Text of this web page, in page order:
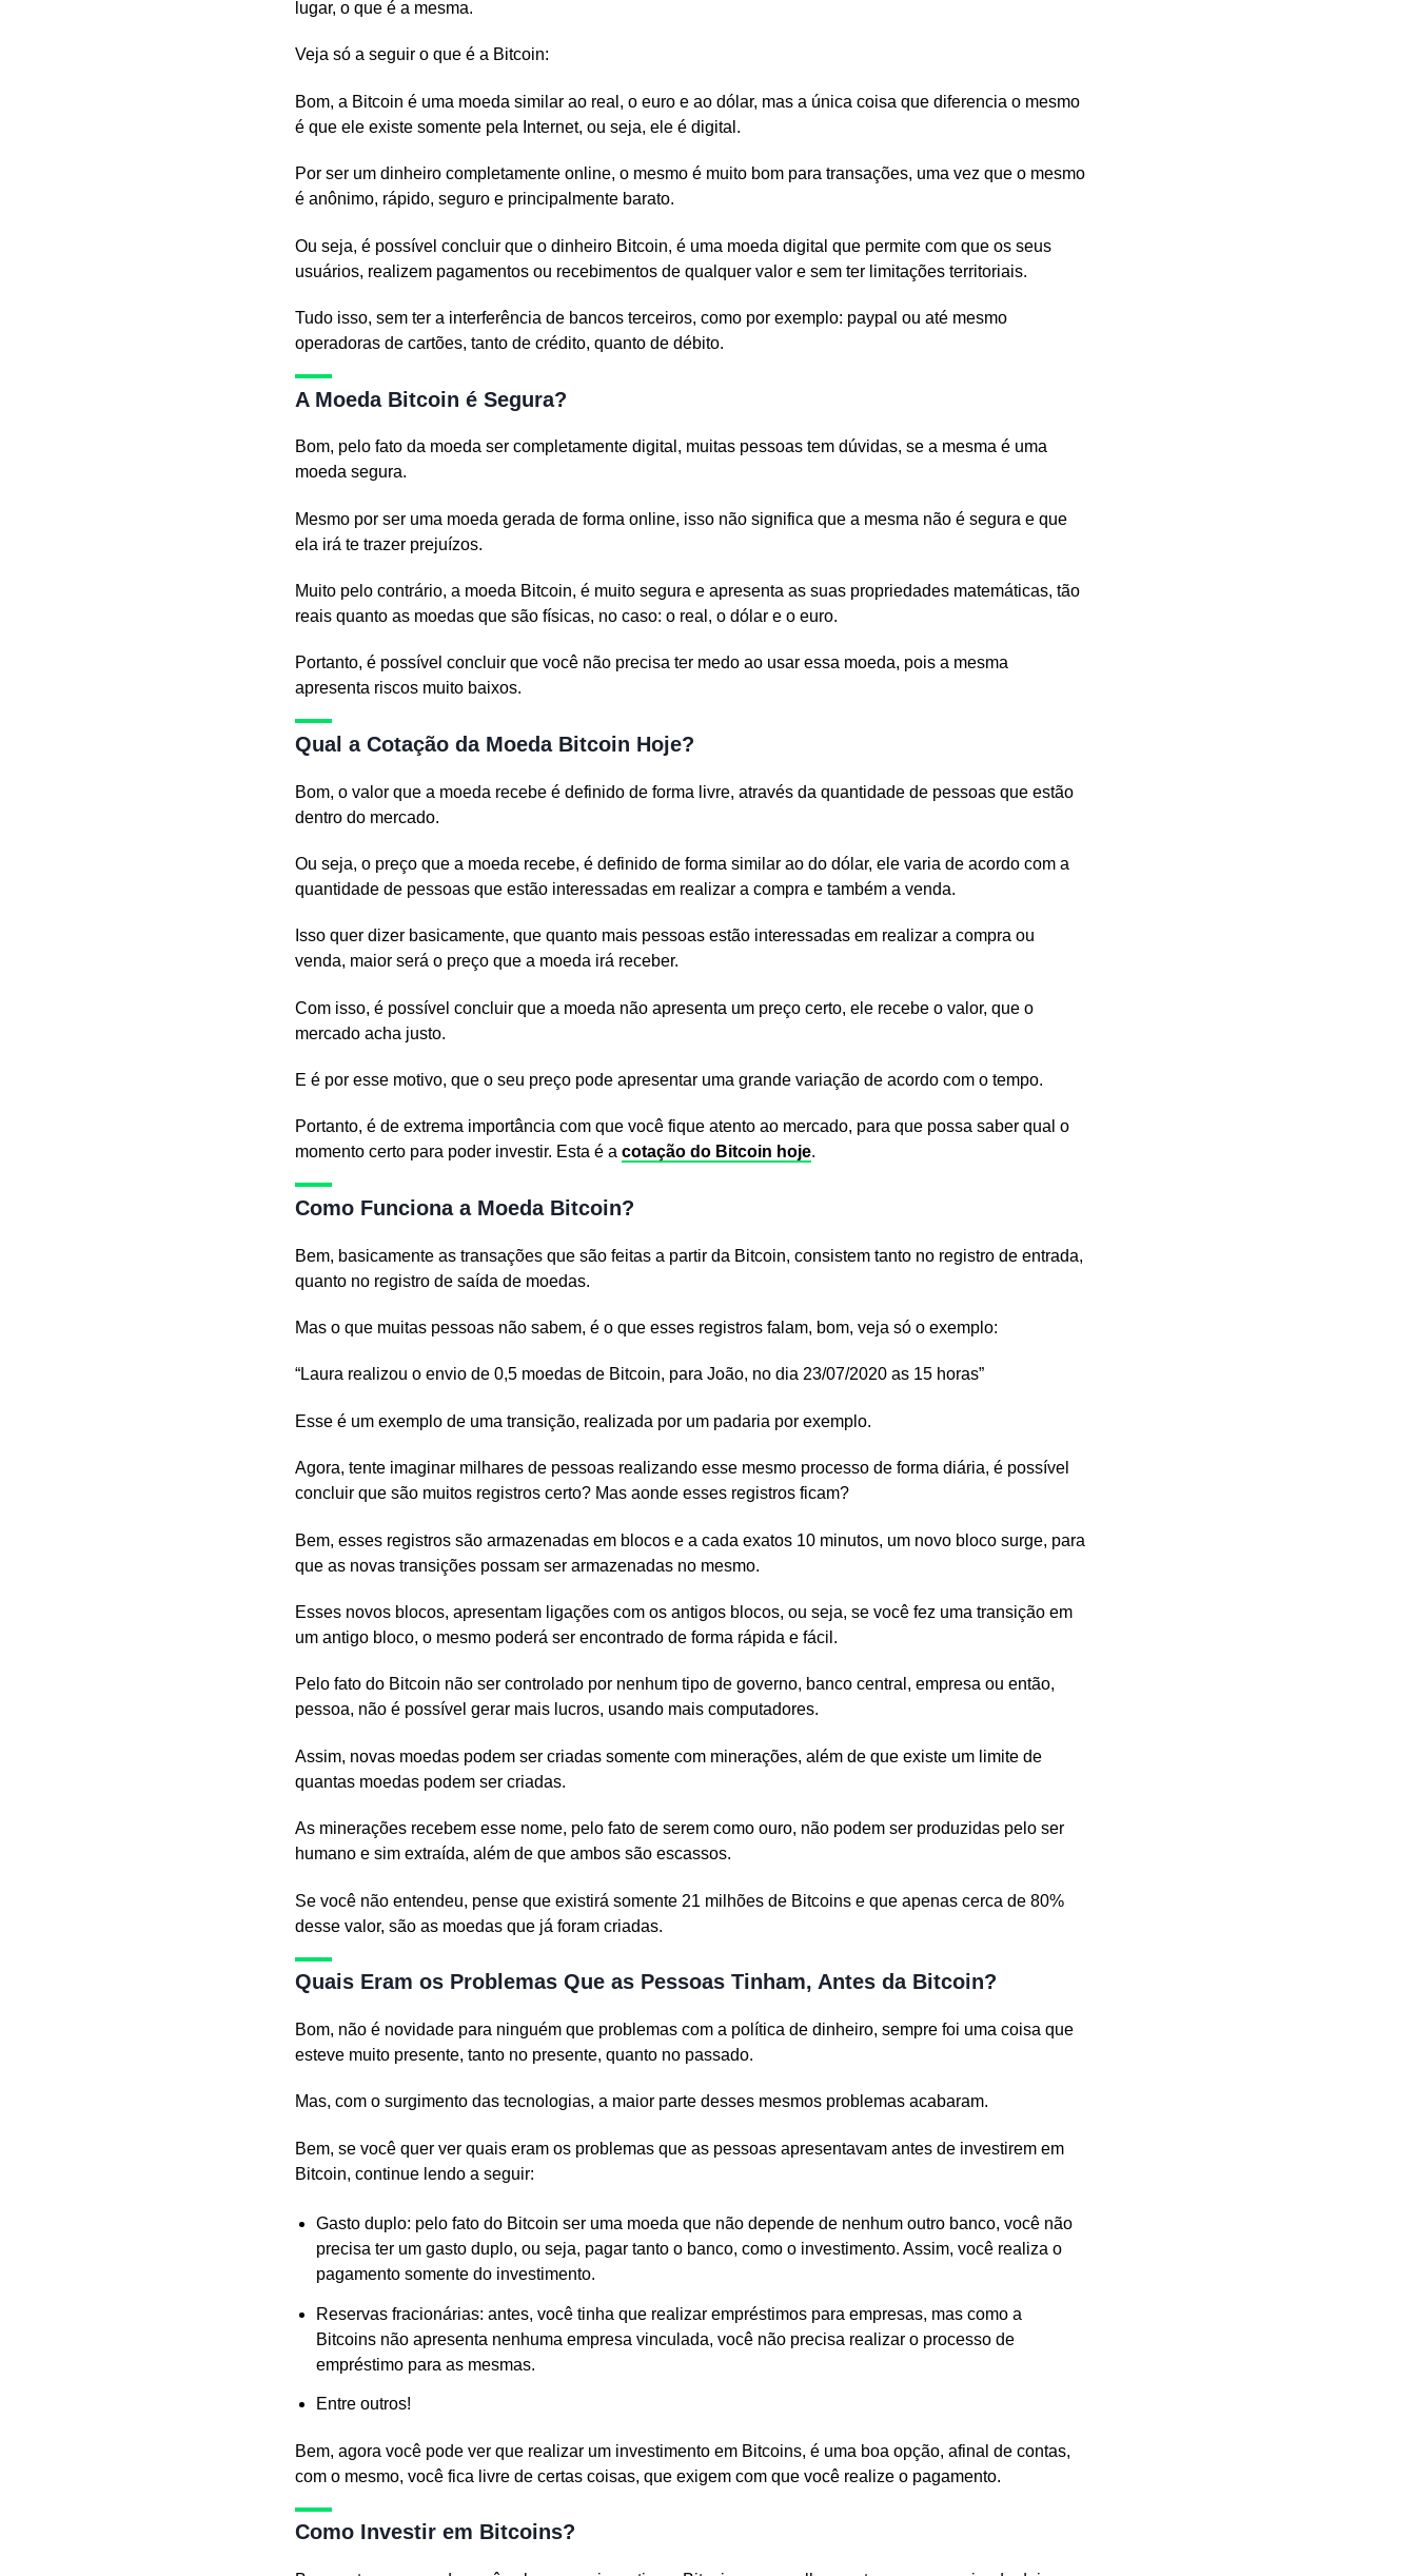
lugar, o que é a mesma.
Veja só a seguir o que é a Bitcoin:
Bom, a Bitcoin é uma moeda similar ao real, o euro e ao dólar, mas a única coisa que diferencia o mesmo
é que ele existe somente pela Internet, ou seja, ele é digital.
Por ser um dinheiro completamente online, o mesmo é muito bom para transações, uma vez que o mesmo
é anônimo, rápido, seguro e principalmente barato.
Ou seja, é possível concluir que o dinheiro Bitcoin, é uma moeda digital que permite com que os seus
usuários, realizem pagamentos ou recebimentos de qualquer valor e sem ter limitações territoriais.
Tudo isso, sem ter a interferência de bancos terceiros, como por exemplo: paypal ou até mesmo
operadoras de cartões, tanto de crédito, quanto de débito.
A Moeda Bitcoin é Segura?
Bom, pelo fato da moeda ser completamente digital, muitas pessoas tem dúvidas, se a mesma é uma
moeda segura.
Mesmo por ser uma moeda gerada de forma online, isso não significa que a mesma não é segura e que
ela irá te trazer prejuízos.
Muito pelo contrário, a moeda Bitcoin, é muito segura e apresenta as suas propriedades matemáticas, tão
reais quanto as moedas que são físicas, no caso: o real, o dólar e o euro.
Portanto, é possível concluir que você não precisa ter medo ao usar essa moeda, pois a mesma
apresenta riscos muito baixos.
Qual a Cotação da Moeda Bitcoin Hoje?
Bom, o valor que a moeda recebe é definido de forma livre, através da quantidade de pessoas que estão
dentro do mercado.
Ou seja, o preço que a moeda recebe, é definido de forma similar ao do dólar, ele varia de acordo com a
quantidade de pessoas que estão interessadas em realizar a compra e também a venda.
Isso quer dizer basicamente, que quanto mais pessoas estão interessadas em realizar a compra ou
venda, maior será o preço que a moeda irá receber.
Com isso, é possível concluir que a moeda não apresenta um preço certo, ele recebe o valor, que o
mercado acha justo.
E é por esse motivo, que o seu preço pode apresentar uma grande variação de acordo com o tempo.
Portanto, é de extrema importância com que você fique atento ao mercado, para que possa saber qual o
momento certo para poder investir. Esta é a cotação do Bitcoin hoje.
Como Funciona a Moeda Bitcoin?
Bem, basicamente as transações que são feitas a partir da Bitcoin, consistem tanto no registro de entrada,
quanto no registro de saída de moedas.
Mas o que muitas pessoas não sabem, é o que esses registros falam, bom, veja só o exemplo:
“Laura realizou o envio de 0,5 moedas de Bitcoin, para João, no dia 23/07/2020 as 15 horas”
Esse é um exemplo de uma transição, realizada por um padaria por exemplo.
Agora, tente imaginar milhares de pessoas realizando esse mesmo processo de forma diária, é possível
concluir que são muitos registros certo? Mas aonde esses registros ficam?
Bem, esses registros são armazenadas em blocos e a cada exatos 10 minutos, um novo bloco surge, para
que as novas transições possam ser armazenadas no mesmo.
Esses novos blocos, apresentam ligações com os antigos blocos, ou seja, se você fez uma transição em
um antigo bloco, o mesmo poderá ser encontrado de forma rápida e fácil.
Pelo fato do Bitcoin não ser controlado por nenhum tipo de governo, banco central, empresa ou então,
pessoa, não é possível gerar mais lucros, usando mais computadores.
Assim, novas moedas podem ser criadas somente com minerações, além de que existe um limite de
quantas moedas podem ser criadas.
As minerações recebem esse nome, pelo fato de serem como ouro, não podem ser produzidas pelo ser
humano e sim extraída, além de que ambos são escassos.
Se você não entendeu, pense que existirá somente 21 milhões de Bitcoins e que apenas cerca de 80%
desse valor, são as moedas que já foram criadas.
Quais Eram os Problemas Que as Pessoas Tinham, Antes da Bitcoin?
Bom, não é novidade para ninguém que problemas com a política de dinheiro, sempre foi uma coisa que
esteve muito presente, tanto no presente, quanto no passado.
Mas, com o surgimento das tecnologias, a maior parte desses mesmos problemas acabaram.
Bem, se você quer ver quais eram os problemas que as pessoas apresentavam antes de investirem em
Bitcoin, continue lendo a seguir:
Gasto duplo: pelo fato do Bitcoin ser uma moeda que não depende de nenhum outro banco, você não
precisa ter um gasto duplo, ou seja, pagar tanto o banco, como o investimento. Assim, você realiza o
pagamento somente do investimento.
Reservas fracionárias: antes, você tinha que realizar empréstimos para empresas, mas como a
Bitcoins não apresenta nenhuma empresa vinculada, você não precisa realizar o processo de
empréstimo para as mesmas.
Entre outros!
Bem, agora você pode ver que realizar um investimento em Bitcoins, é uma boa opção, afinal de contas,
com o mesmo, você fica livre de certas coisas, que exigem com que você realize o pagamento.
Como Investir em Bitcoins?